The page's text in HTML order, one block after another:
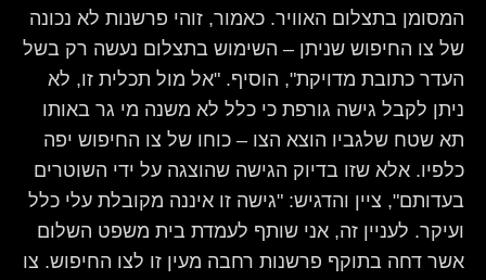
המסומן בתצלום האוויר. כאמור, זוהי פרשנות לא נכונה
של צו החיפוש שניתן – השימוש בתצלום נעשה רק בשל
העדר כתובת מדויקת", הוסיף. "אל מול תכלית זו, לא
ניתן לקבל גישה גורפת כי כלל לא משנה מי גר באותו
תא שטח שלגביו הוצא הצו – כוחו של צו החיפוש יפה
כלפיו. אלא שזו בדיוק הגישה שהוצגה על ידי השוטרים
בעדותם", ציין והדגיש: "גישה זו איננה מקובלת עלי כלל
ועיקר. לעניין זה, אני שותף לעמדת בית משפט השלום
אשר דחה בתוקף פרשנות רחבה מעין זו לצו החיפוש. צו